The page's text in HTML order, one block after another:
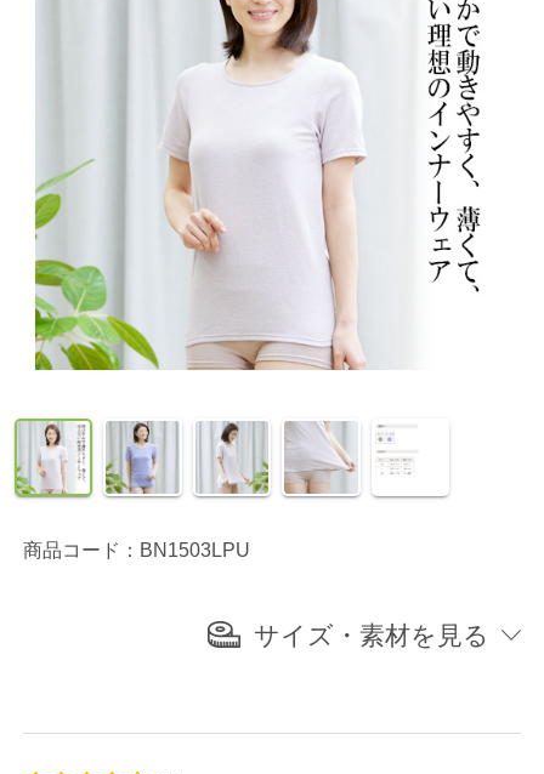
商品コード：BN1503LPU
サイズ・素材を見る